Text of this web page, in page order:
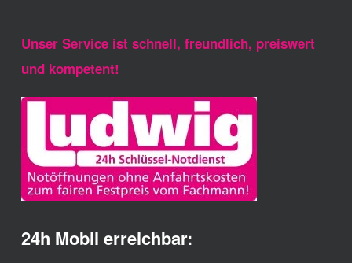
Unser Service ist schnell, freundlich, preiswert
und kompetent!
24h Mobil erreichbar: